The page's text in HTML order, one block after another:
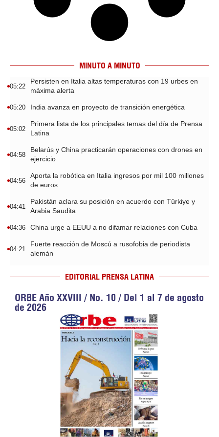
MINUTO A MINUTO
05:22
Persisten en Italia altas temperaturas con 19 urbes en
máxima alerta
05:20 India avanza en proyecto de transición energética
05:02
Primera lista de los principales temas del día de Prensa
Latina
04:58
Belarús y China practicarán operaciones con drones en
ejercicio
04:56
Aporta la robótica en Italia ingresos por mil 100 millones
de euros
04:41
Pakistán aclara su posición en acuerdo con Türkiye y
Arabia Saudita
04:36 China urge a EEUU a no difamar relaciones con Cuba
04:21
Fuerte reacción de Moscú a rusofobia de periodista
alemán
EDITORIAL PRENSA LATINA
ORBE Año XXVIII / No. 10 / Del 1 al 7 de agosto
de 2026